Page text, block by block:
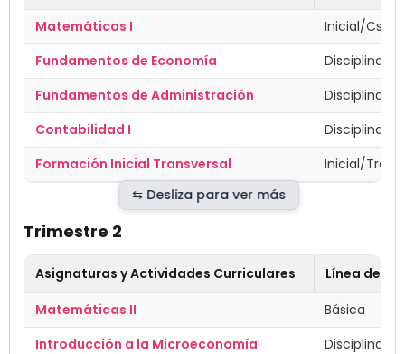
Matemáticas I
Inicial/Cs.
Fundamentos de Economía
Disciplinar
Fundamentos de Administración
Disciplinar
Contabilidad I
Disciplinar
Formación Inicial Transversal
Inicial/
Trimestre 2
Asignaturas y Actividades Curriculares
Línea de
Matemáticas II
Básica
Introducción a la Microeconomía
Disciplinar